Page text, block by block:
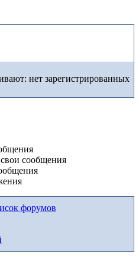
нет зарегистрированных
сообщения
форумов